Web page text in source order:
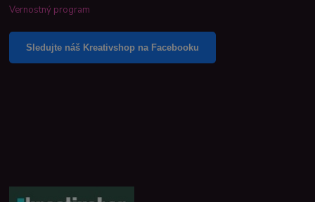
Vernostný program
Sledujte náš Kreativshop na Facebooku